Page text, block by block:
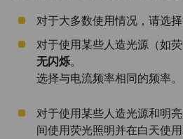
对于大多数使用情况，请选择
对于使用某些人造光源（如
无闪烁。
选择与电流频率相同的频率。
对于使用某些人造光源和明
间使用荧光照明并在白天使